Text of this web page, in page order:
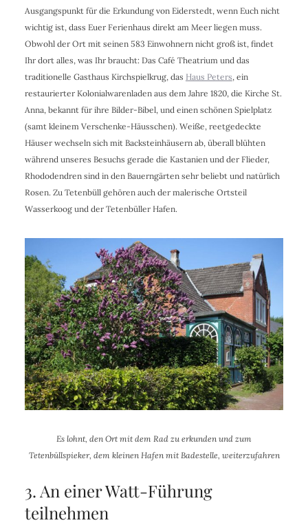
Ausgangspunkt für die Erkundung von Eiderstedt, wenn Euch nicht
wichtig ist, dass Euer Ferienhaus direkt am Meer liegen muss.
Obwohl der Ort mit seinen 583 Einwohnern nicht groß ist, findet
Ihr dort alles, was Ihr braucht: Das Café Theatrium und das
traditionelle Gasthaus Kirchspielkrug, das Haus Peters, ein
restaurierter Kolonialwarenladen aus dem Jahre 1820, die Kirche St.
Anna, bekannt für ihre Bilder-Bibel, und einen schönen Spielplatz
(samt kleinem Verschenke-Häusschen). Weiße, reetgedeckte
Häuser wechseln sich mit Backsteinhäusern ab, überall blühten
während unseres Besuchs gerade die Kastanien und der Flieder,
Rhododendren sind in den Bauerngärten sehr beliebt und natürlich
Rosen. Zu Tetenbüll gehören auch der malerische Ortsteil
Wasserkoog und der Tetenbüller Hafen.
Es lohnt, den Ort mit dem Rad zu erkunden und zum
Tetenbüllspieker, dem kleinen Hafen mit Badestelle, weiterzufahren
3. An einer Watt-Führung
teilnehmen